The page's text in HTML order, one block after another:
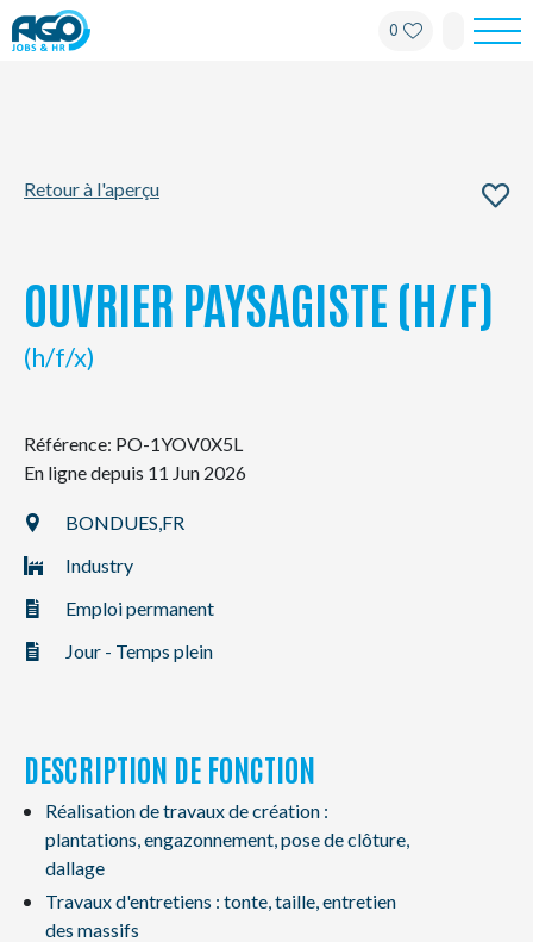
0
Contact
NL FR EN
Retour à l'aperçu
OUVRIER PAYSAGISTE (H/F)
(h/f/x)
Référence: PO-1YOV0X5L
En ligne depuis 11 Jun 2026
BONDUES,FR
Industry
Emploi permanent
Jour - Temps plein
DESCRIPTION DE FONCTION
Réalisation de travaux de création :
plantations, engazonnement, pose de clôture,
dallage
Travaux d'entretiens : tonte, taille, entretien
des massifs